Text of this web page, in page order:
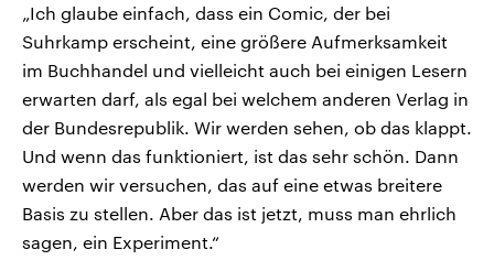
„Ich glaube einfach, dass ein Comic, der bei
Suhrkamp erscheint, eine größere Aufmerksamkeit
im Buchhandel und vielleicht auch bei einigen Lesern
erwarten darf, als egal bei welchem anderen Verlag in
der Bundesrepublik. Wir werden sehen, ob das klappt.
Und wenn das funktioniert, ist das sehr schön. Dann
werden wir versuchen, das auf eine etwas breitere
Basis zu stellen. Aber das ist jetzt, muss man ehrlich
sagen, ein Experiment.“